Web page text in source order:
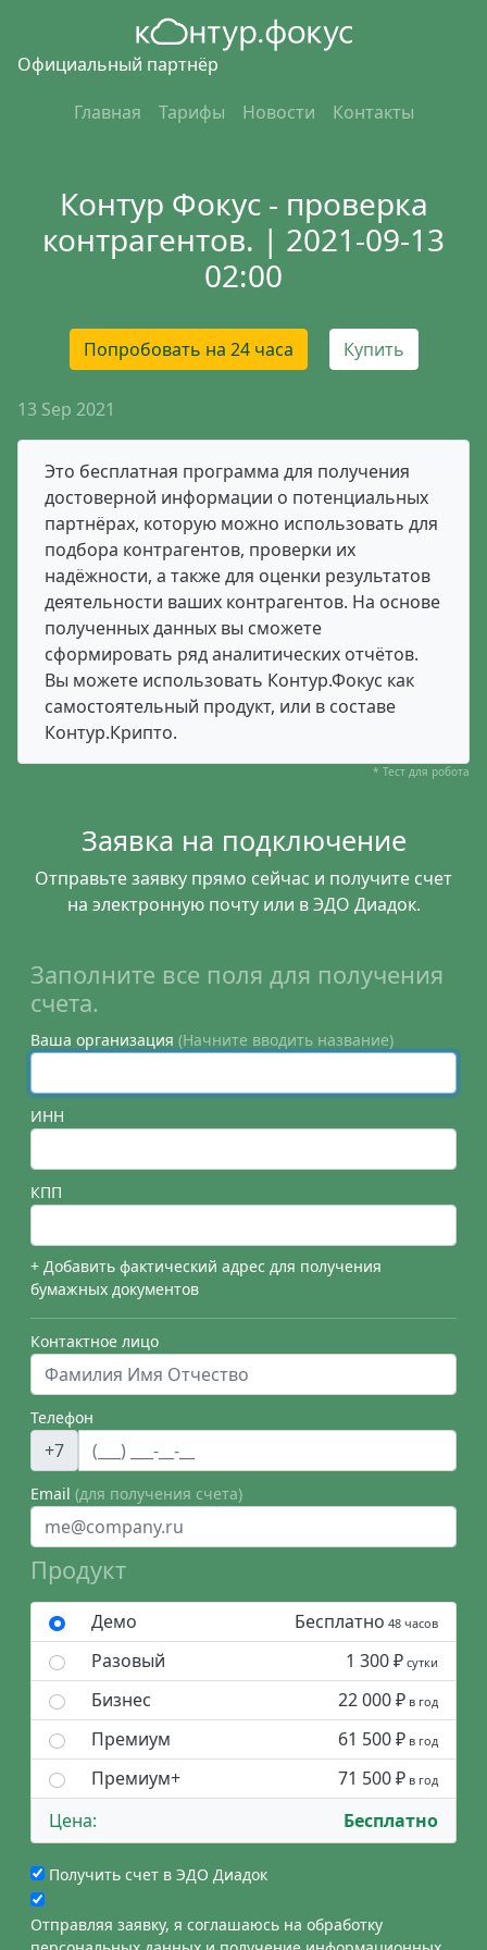
Официальный партнёр
Главная
Тарифы Новости Контакты
Контур Фокус - проверка
контрагентов. | 2021-09-13
02:00
Попробовать на 24 часа Купить
13 Sep 2021
Это бесплатная программа для получения
достоверной информации о потенциальных
партнёрах, которую можно использовать для
подбора контрагентов, проверки их
надёжности, а также для оценки результатов
деятельности ваших контрагентов. На основе
полученных данных вы сможете
сформировать ряд аналитических отчётов.
Вы можете использовать Контур.Фокус как
самостоятельный продукт, или в составе
Контур.Крипто.
* Тест для робота
Заявка на подключение
Отправьте заявку прямо сейчас и получите счет
на электронную почту или в ЭДО Диадок.
Заполните все поля для получения
счета.
Ваша организация (Начните вводить название)
ИНН
КПП
+ Добавить фактический адрес для получения
бумажных документов
Контактное лицо
Телефон
+7
Email (для получения счета)
Продукт
Демо Бесплатно 48 часов
Разовый 1 300 ₽ сутки
Бизнес 22 000 ₽ в год
Премиум 61 500 ₽ в год
Премиум+ 71 500 ₽ в год
Цена: Бесплатно
Получить счет в ЭДО Диадок
Отправляя заявку, я соглашаюсь на обработку